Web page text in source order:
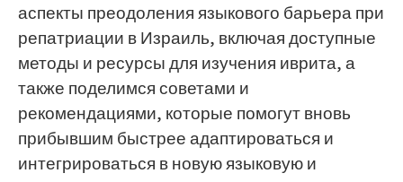
аспекты преодоления языкового барьера при
репатриации в Израиль, включая доступные
методы и ресурсы для изучения иврита, а
также поделимся советами и
рекомендациями, которые помогут вновь
прибывшим быстрее адаптироваться и
интегрироваться в новую языковую и